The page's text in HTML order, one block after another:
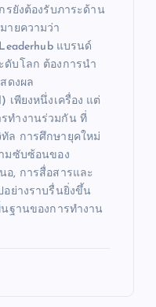
รยังต้องรับภาระด้าน
ายความว่า
แบรนด์
ดับโลก ต้องการนำ
ดงผล
เพียงหนึ่งเครื่อง แต่
รทำงานร่วมกัน ที่
ล การศึกษายุคใหม่
มซับซ้อนของ
อ, การสื่อสารและ
อย่างราบรื่นยิ่งขึ้น
ฐานของการทำงาน